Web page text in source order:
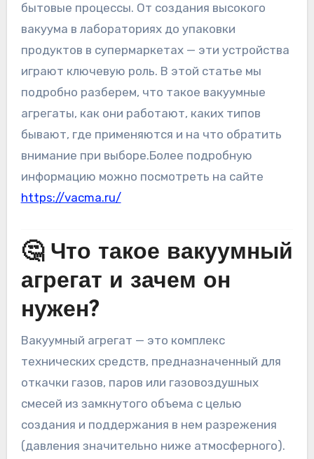
бытовые процессы. От создания высокого
вакуума в лабораториях до упаковки
продуктов в супермаркетах — эти устройства
играют ключевую роль. В этой статье мы
подробно разберем, что такое вакуумные
агрегаты, как они работают, каких типов
бывают, где применяются и на что обратить
внимание при выборе.Более подробную
информацию можно посмотреть на сайте
https://vacma.ru/
🤔 Что такое вакуумный
агрегат и зачем он
нужен?
Вакуумный агрегат — это комплекс
технических средств, предназначенный для
откачки газов, паров или газовоздушных
смесей из замкнутого объема с целью
создания и поддержания в нем разрежения
(давления значительно ниже атмосферного).